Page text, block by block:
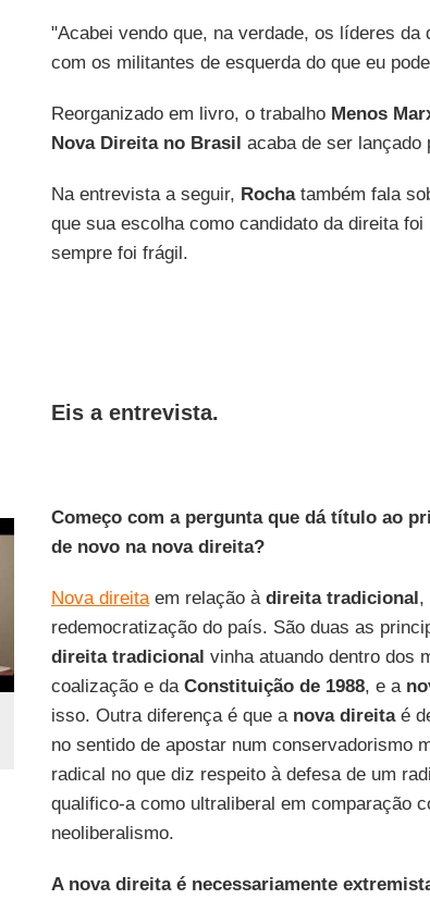
"Acabei vendo que, na verdade, os líderes
com os militantes de esquerda do que eu
Reorganizado em livro, o trabalho Menos
Nova Direita no Brasil acaba de ser lançado
Na entrevista a seguir, Rochatambém fala
que sua escolha como candidato da direita
sempre foi frágil.
Eis a entrevista.
Começo com a pergunta que dá título ao
de novo na nova direita?
Nova direitaem relação à direita tradicional,
redemocratização do país. São duas as
direita tradicional vinha atuando dentro dos
coalização e da Constituição de 1988, e a
isso. Outra diferença é que a nova direitaé
no sentido de apostar num conservadorismo
radical no que diz respeito à defesa de um
qualifico-a como ultraliberal em comparação
neoliberalismo.
A nova direita é necessariamente